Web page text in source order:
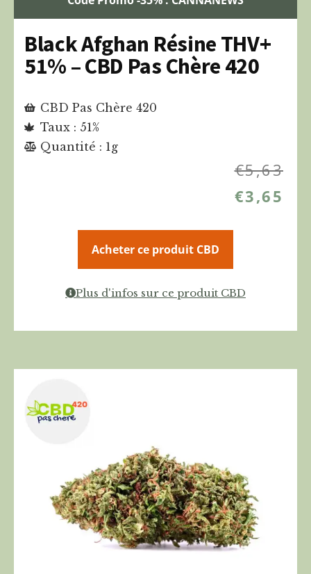
Black Afghan Résine THV+
51% – CBD Pas Chère 420
CBD Pas Chère 420
Taux : 51%
Quantité : 1g
€5,63
€3,65
Acheter ce produit CBD
Plus d'infos sur ce produit CBD